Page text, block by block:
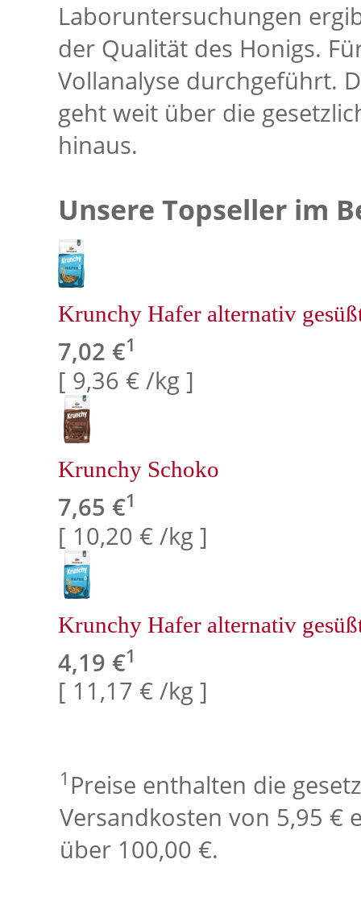
Laboruntersuchungen
der Qualität des Honigs.
Vollanalyse durchgeführt.
geht weit über die
hinaus.
Unsere Topseller im
Krunchy Hafer alternativ
7,02 €1
[ 9,36 € /kg ]
Krunchy Schoko
7,65 €1
[ 10,20 € /kg ]
Krunchy Hafer alternativ
4,19 €1
[ 11,17 € /kg ]
1 Preise enthalten die
Versandkosten von 5,95 €
über 100,00 €.